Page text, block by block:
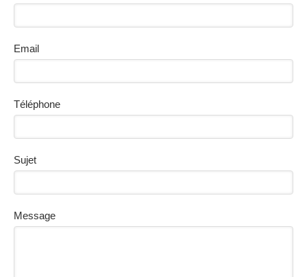
Email
Téléphone
Sujet
Message